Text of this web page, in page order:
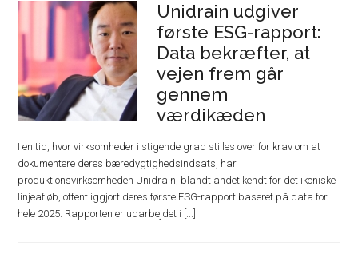
Unidrain udgiver
første ESG-rapport:
Data bekræfter, at
vejen frem går
gennem
værdikæden
I en tid, hvor virksomheder i stigende grad stilles over for krav om at
dokumentere deres bæredygtighedsindsats, har
produktionsvirksomheden Unidrain, blandt andet kendt for det ikoniske
linjeafløb, offentliggjort deres første ESG-rapport baseret på data for
hele 2025. Rapporten er udarbejdet i [...]